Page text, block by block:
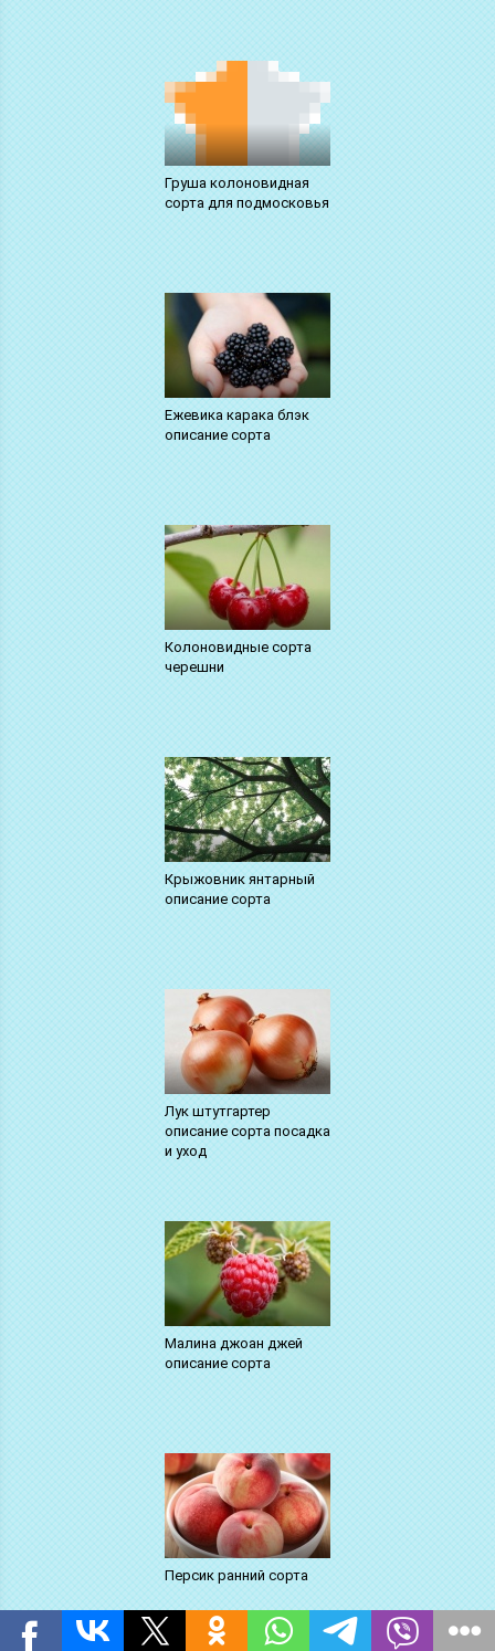
Груша колоновидная
сорта для подмосковья
Ежевика карака блэк
описание сорта
Колоновидные сорта
черешни
Крыжовник янтарный
описание сорта
Лук штутгартер
описание сорта посадка
и уход
Малина джоан джей
описание сорта
Персик ранний сорта